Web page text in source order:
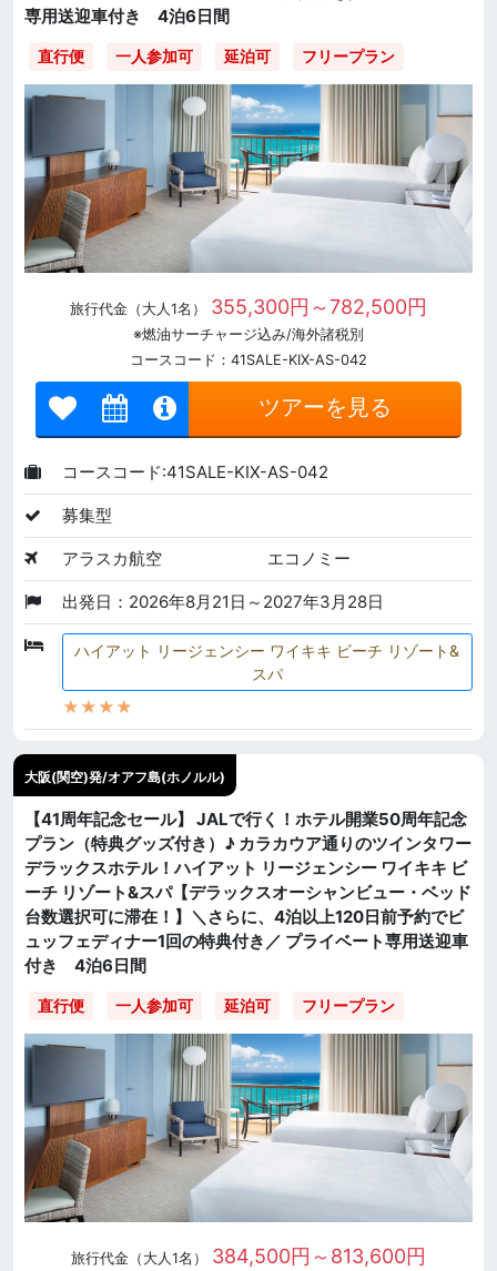
専用送迎車付き 4泊6日間
直行便 一人参加可 延泊可 フリープラン
旅行代金（大人1名） 355,300円～782,500円
※燃油サーチャージ込み/海外諸税別
コースコード：41SALE-KIX-AS-042
ツアーを見る
コースコード:41SALE-KIX-AS-042
募集型
アラスカ航空 エコノミー
出発日：2026年8月21日～2027年3月28日
ハイアット リージェンシー ワイキキ ビーチ リゾート&
スパ
★★★★
大阪(関空)発/オアフ島(ホノルル)
【41周年記念セール】 JALで行く！ホテル開業50周年記念
プラン（特典グッズ付き）♪ カラカウア通りのツインタワー
デラックスホテル！ハイアット リージェンシー ワイキキ ビ
ーチ リゾート&スパ【デラックスオーシャンビュー・ベッド
台数選択可に滞在！】＼さらに、4泊以上120日前予約でビ
ュッフェディナー1回の特典付き／ プライベート専用送迎車
付き 4泊6日間
直行便 一人参加可 延泊可 フリープラン
旅行代金（大人1名） 384,500円～813,600円